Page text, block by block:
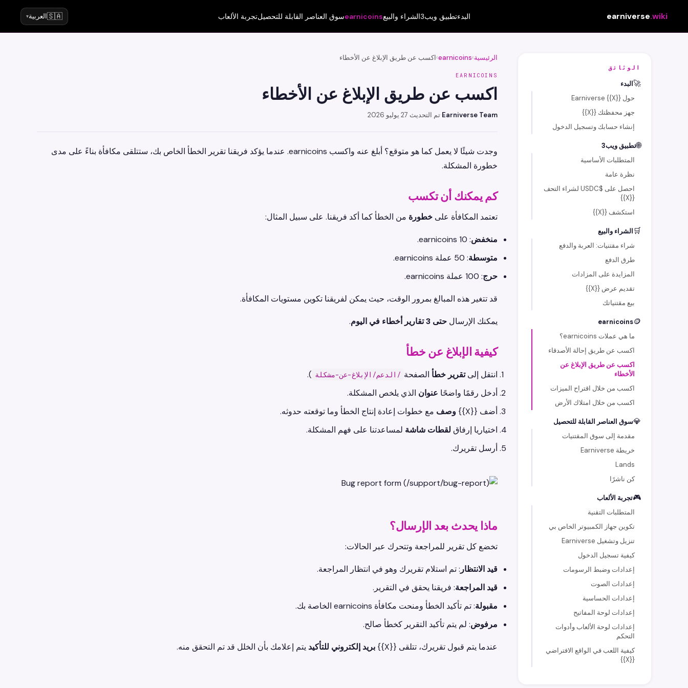
earniverse.wiki البدءتطبيق ويب3 الشراء والبيعearnicoinsسوق العناصر القابلة للتحصيلتجربة الألعاب 🇸🇦العربية▾
الوثائق
🚀البدء
حول {{X}} Earniverse
جهز محفظتك {{X}}
إنشاء حسابك وتسجيل الدخول
🌐تطبيق ويب3
المتطلبات الأساسية
نظرة عامة
احصل على $USDC لشراء التحف
{{X}}
استكشف {{X}}
🛒الشراء والبيع
شراء مقتنيات: العربة والدفع
طرق الدفع
المزايدة على المزادات
تقديم عرض {{X}}
بيع مقتنياتك
🪙
earnicoins
ما هي عملات earnicoins؟
اكسب عن طريق إحالة الأصدقاء
اكسب عن طريق الإبلاغ عن
الأخطاء
اكسب من خلال اقتراح الميزات
اكسب من خلال امتلاك الأرض
💎سوق العناصر القابلة للتحصيل
مقدمة إلى سوق المقتنيات
خريطة Earniverse
Lands
كن ناشرًا
🎮تجربة الألعاب
المتطلبات التقنية
تكوين جهاز الكمبيوتر الخاص بي
تنزيل وتشغيل Earniverse
كيفية تسجيل الدخول
إعدادات وضبط الرسومات
إعدادات الصوت
إعدادات الحساسية
إعدادات لوحة المفاتيح
إعدادات لوحة الألعاب وأدوات
التحكم
كيفية اللعب في الواقع الافتراضي
{{X}}
الرئيسية›
earnicoins
›اكسب عن طريق الإبلاغ عن الأخطاء
EARNICOINS
اكسب عن طريق الإبلاغ عن الأخطاء
Earniverse Team
·تم التحديث 27 يوليو 2026
وجدت شيئًا لا يعمل كما هو متوقع؟ أبلغ عنه واكسب earnicoins. عندما يؤكد فريقنا تقرير الخطأ الخاص بك، ستتلقى مكافأة بناءً على مدى
خطورة المشكلة.
كم يمكنك أن تكسب
تعتمد المكافأة على خطورة من الخطأ كما أكد فريقنا. على سبيل المثال:
منخفض: 10 earnicoins.
متوسطة: 50 عملة earnicoins.
حرج: 100 عملة earnicoins.
قد تتغير هذه المبالغ بمرور الوقت، حيث يمكن لفريقنا تكوين مستويات المكافأة.
يمكنك الإرسال حتى 3 تقارير أخطاء في اليوم .
كيفية الإبلاغ عن خطأ
انتقل إلىتقرير خطأ الصفحة /الدعم/الإبلاغ-عن-مشكلة ).
أدخل رقمًا واضحًا عنوان الذي يلخص المشكلة.
أضف {{X}}
وصف مع خطوات إعادة إنتاج الخطأ وما توقعته حدوثه.
اختياريا إرفاق لقطات شاشة لمساعدتنا على فهم المشكلة.
أرسل تقريرك.
ماذا يحدث بعد الإرسال؟
تخضع كل تقرير للمراجعة وتتحرك عبر الحالات:
قيد الانتظار : تم استلام تقريرك وهو في انتظار المراجعة.
قيد المراجعة: فريقنا يحقق في التقرير.
مقبولة: تم تأكيد الخطأ ومنحت مكافأة earnicoins الخاصة بك.
مرفوض: لم يتم تأكيد التقرير كخطأ صالح.
عندما يتم قبول تقريرك، تتلقى {{X}} بريد إلكتروني للتأكيد يتم إعلامك بأن الخلل قد تم التحقق منه.